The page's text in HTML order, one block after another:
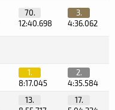
70.
12:40.698
3.
4:36.062
1.
8:17.045
2.
4:35.584
13.
17.